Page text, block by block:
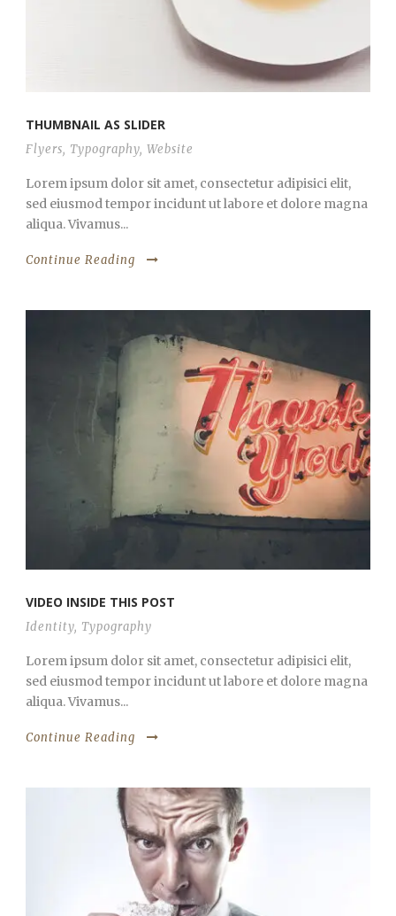
THUMBNAIL AS SLIDER
Flyers, Typography, Website
Lorem ipsum dolor sit amet, consectetur adipisici elit,
sed eiusmod tempor incidunt ut labore et dolore magna
aliqua. Vivamus...
Continue Reading
VIDEO INSIDE THIS POST
Identity, Typography
Lorem ipsum dolor sit amet, consectetur adipisici elit,
sed eiusmod tempor incidunt ut labore et dolore magna
aliqua. Vivamus...
Continue Reading